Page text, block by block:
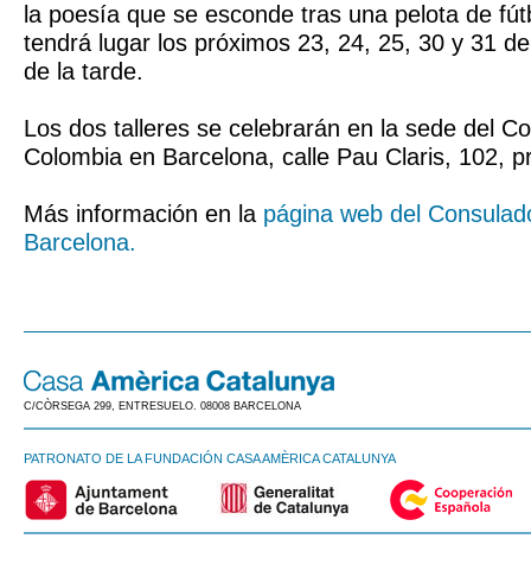
la poesía que se esconde tras una pelota de
tendrá lugar los próximos 23, 24, 25, 30 y 31
de la tarde.
Los dos talleres se celebrarán en la sede del
Colombia en Barcelona, calle Pau Claris, 102,
Más información en la página web del
Barcelona.
C/CÒRSEGA 299, ENTRESUELO. 08008 BARCELONA
PATRONATO DE LA FUNDACIÓN CASA AMÈRICA CATALUNYA